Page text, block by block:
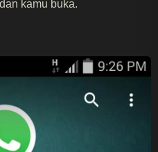
kamu buka.